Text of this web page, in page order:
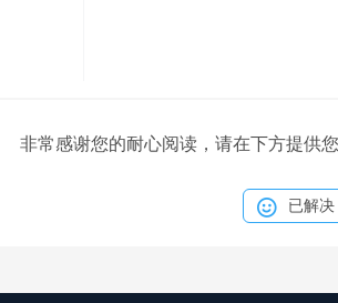
非常感谢您的耐心阅读，请在下方提供
已解决